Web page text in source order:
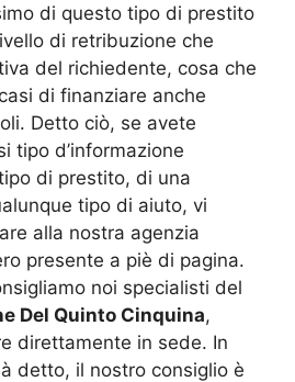
di questo tipo di prestito
di retribuzione che
del richiedente, cosa che
di finanziare anche
Detto ciò, se avete
tipo d’informazione
di prestito, di una
tipo di aiuto, vi
alla nostra agenzia
presente a piè di pagina.
noi specialisti del
Del Quinto Cinquina,
direttamente in sede. In
detto, il nostro consiglio è